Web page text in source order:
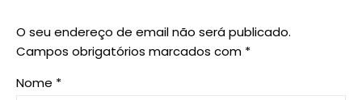
O seu endereço de email não será publicado.
Campos obrigatórios marcados com *
Nome *